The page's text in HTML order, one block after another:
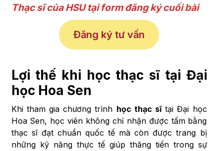
Thạc sĩ của HSU tại form đăng ký cuối bài
Đăng ký tư vấn
Lợi thế khi học thạc sĩ tại Đại
học Hoa Sen
Khi tham gia chương trình học thạc sĩtại Đại học
Hoa Sen, học viên không chỉ nhận được tấm bằng
thạc sĩ đạt chuẩn quốc tế mà còn được trang bị
những kỹ năng thực tế giúp thăng tiến trong sự